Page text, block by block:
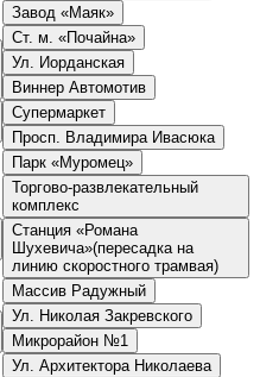
Завод «Маяк»
Ст. м. «Почайна»
Ул. Иорданская
Виннер Автомотив
Супермаркет
Просп. Владимира Ивасюка
Парк «Муромец»
Торгово-развлекательный
комплекс
Станция «Романа
Шухевича»(пересадка на
линию скоростного трамвая)
Массив Радужный
Ул. Николая Закревского
Микрорайон №1
Ул. Архитектора Николаева